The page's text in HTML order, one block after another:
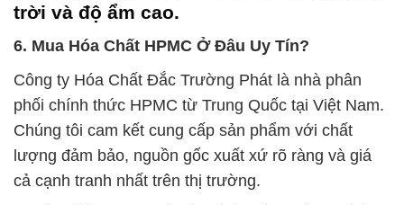
trời và độ ẩm cao.
6. Mua Hóa Chất HPMC Ở Đâu Uy Tín?
Công ty Hóa Chất Đắc Trường Phát là nhà phân
phối chính thức HPMC từ Trung Quốc tại Việt Nam.
Chúng tôi cam kết cung cấp sản phẩm với chất
lượng đảm bảo, nguồn gốc xuất xứ rõ ràng và giá
cả cạnh tranh nhất trên thị trường.